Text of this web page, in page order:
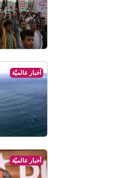
أخبار عالميّة
أخبار عالميّة